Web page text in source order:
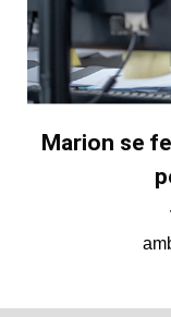
Marion se